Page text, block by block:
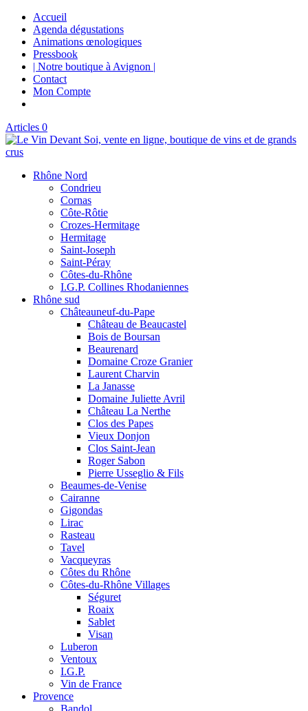
Accueil
Agenda dégustations
Animations œnologiques
Pressbook
| Notre boutique à Avignon |
Contact
Mon Compte
Articles 0
Rhône Nord
Condrieu
Cornas
Côte-Rôtie
Crozes-Hermitage
Hermitage
Saint-Joseph
Saint-Péray
Côtes-du-Rhône
I.G.P. Collines Rhodaniennes
Rhône sud
Châteauneuf-du-Pape
Château de Beaucastel
Bois de Boursan
Beaurenard
Domaine Croze Granier
Laurent Charvin
La Janasse
Domaine Juliette Avril
Château La Nerthe
Clos des Papes
Vieux Donjon
Clos Saint-Jean
Roger Sabon
Pierre Usseglio & Fils
Beaumes-de-Venise
Cairanne
Gigondas
Lirac
Rasteau
Tavel
Vacqueyras
Côtes du Rhône
Côtes-du-Rhône Villages
Séguret
Roaix
Sablet
Visan
Luberon
Ventoux
I.G.P.
Vin de France
Provence
Bandol